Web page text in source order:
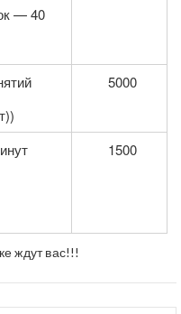
— 40
5000
1500
ждут вас!!!